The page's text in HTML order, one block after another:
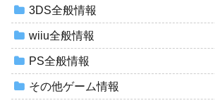
3DS全般情報
wiiu全般情報
PS全般情報
その他ゲーム情報